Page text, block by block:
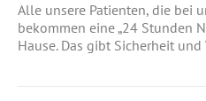
Alle unsere Patienten, die bei
bekommen eine „24 Stunden
Hause. Das gibt Sicherheit und